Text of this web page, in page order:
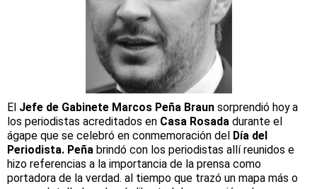
El Jefe de Gabinete Marcos Peña Braun sorprendió hoy a
los periodistas acreditados en Casa Rosada durante el
ágape que se celebró en conmemoración del Día del
Periodista. Peña brindó con los periodistas allí reunidos e
hizo referencias a la importancia de la prensa como
portadora de la verdad. al tiempo que trazó un mapa más o